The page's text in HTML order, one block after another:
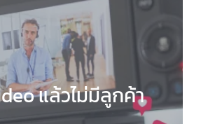
แล้วไม่มีลูกค้า